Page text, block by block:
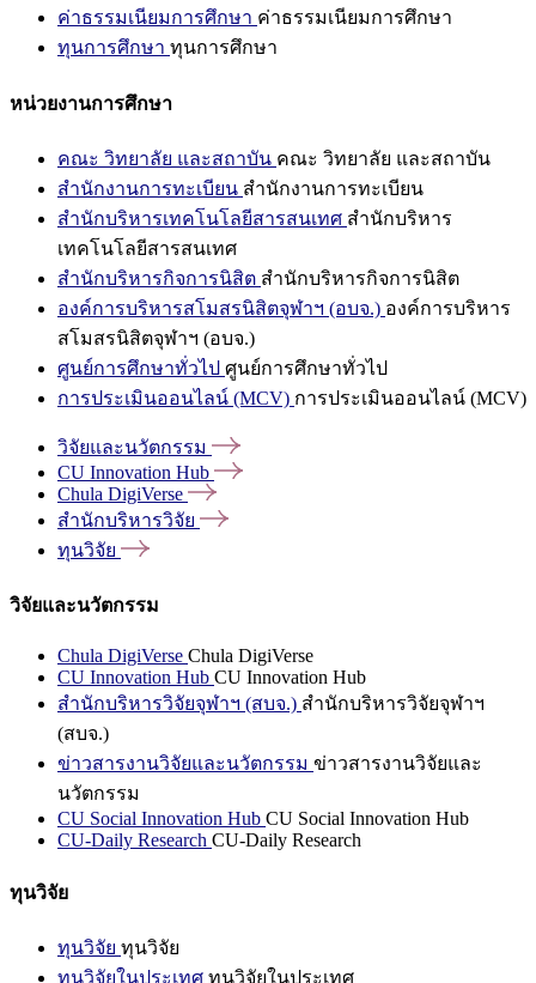
ค่าธรรมเนียมการศึกษา ค่าธรรมเนียมการศึกษา
ทุนการศึกษา ทุนการศึกษา
หน่วยงานการศึกษา
คณะ วิทยาลัย และสถาบัน คณะ วิทยาลัย และสถาบัน
สำนักงานการทะเบียน สำนักงานการทะเบียน
สำนักบริหารเทคโนโลยีสารสนเทศ สำนักบริหาร
เทคโนโลยีสารสนเทศ
สำนักบริหารกิจการนิสิต สำนักบริหารกิจการนิสิต
องค์การบริหารสโมสรนิสิตจุฬาฯ (อบจ.) องค์การบริหาร
สโมสรนิสิตจุฬาฯ (อบจ.)
ศูนย์การศึกษาทั่วไป ศูนย์การศึกษาทั่วไป
การประเมินออนไลน์ (MCV) การประเมินออนไลน์ (MCV)
วิจัยและนวัตกรรม
CU Innovation Hub
Chula DigiVerse
สำนักบริหารวิจัย
ทุนวิจัย
วิจัยและนวัตกรรม
Chula DigiVerse Chula DigiVerse
CU Innovation Hub CU Innovation Hub
สำนักบริหารวิจัยจุฬาฯ (สบจ.) สำนักบริหารวิจัยจุฬาฯ
(สบจ.)
ข่าวสารงานวิจัยและนวัตกรรม ข่าวสารงานวิจัยและ
นวัตกรรม
CU Social Innovation Hub CU Social Innovation Hub
CU-Daily Research CU-Daily Research
ทุนวิจัย
ทุนวิจัย ทุนวิจัย
ทุนวิจัยในประเทศ ทุนวิจัยในประเทศ